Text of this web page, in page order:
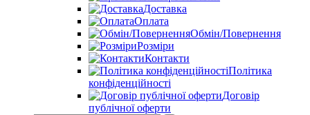
Доставка
Оплата
Обмін/Повернення
Розміри
Контакти
Політика
конфіденційності
Договір
публічної оферти